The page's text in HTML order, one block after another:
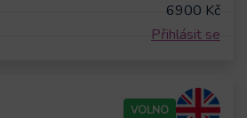
6900 Kč
Přihlásit se
VOLNO